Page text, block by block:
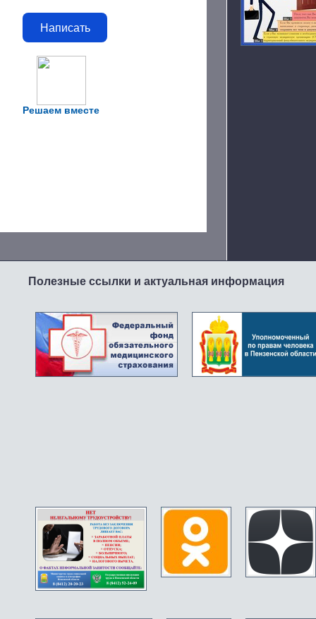
Решаем вместе
Написать
Полезные ссылки и актуальная информация